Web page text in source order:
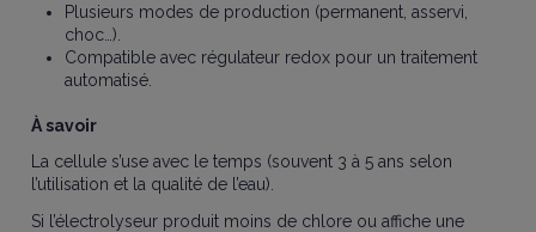
Plusieurs modes de production (permanent, asservi,
choc…).
Compatible avec régulateur redox pour un traitement
automatisé.
À savoir
La cellule s’use avec le temps (souvent 3 à 5 ans selon
l’utilisation et la qualité de l’eau).
Si l’électrolyseur produit moins de chlore ou affiche une